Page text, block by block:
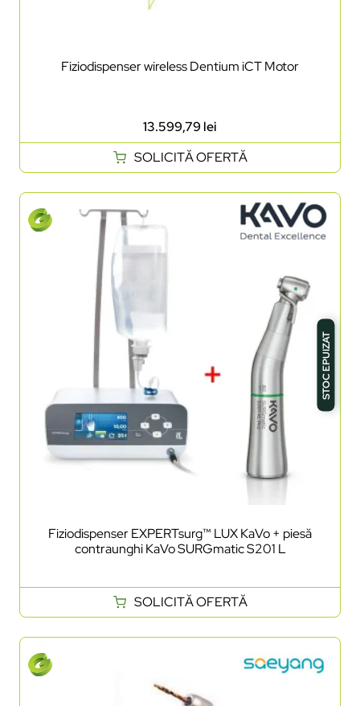
Fiziodispenser wireless Dentium iCT Motor
13.599,79lei
SOLICITĂ OFERTĂ
STOC EPUIZAT
Fiziodispenser EXPERTsurg™ LUX KaVo + piesă
contraunghi KaVo SURGmatic S201 L
SOLICITĂ OFERTĂ